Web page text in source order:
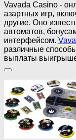
Vavada Casino -
азартных игр,
другие. Оно
автоматов,
интерфейсом.
различные
выплаты